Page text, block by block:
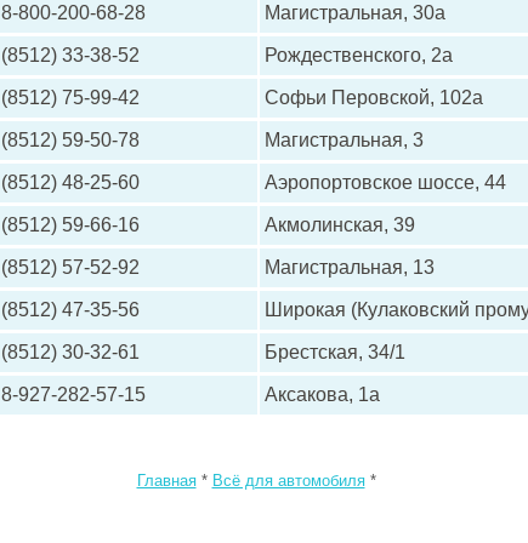
8-800-200-68-28 Магистральная, 30а
(8512) 33-38-52 Рождественского, 2а
(8512) 75-99-42 Софьи Перовской, 102а
(8512) 59-50-78 Магистральная, 3
(8512) 48-25-60 Аэропортовское шоссе, 44
(8512) 59-66-16 Акмолинская, 39
(8512) 57-52-92 Магистральная, 13
(8512) 47-35-56 Широкая (Кулаковский
(8512) 30-32-61 Брестская, 34/1
8-927-282-57-15 Аксакова, 1а
Главная* Всё для автомобиля*